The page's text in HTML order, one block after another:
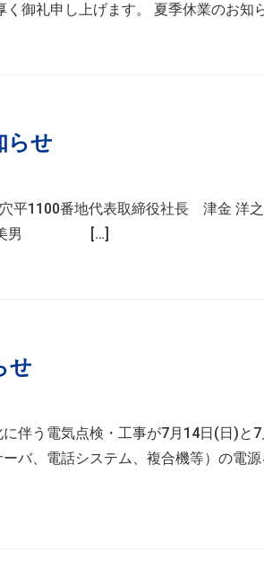
御礼申し上げます。 夏季休業のお知
らせ
平1100番地代表取締役社長 津金 洋
間 富美男 […]
せ
伴う電気点検・工事が7月14日(日)と
バ、電話システム、複合機等）の電源